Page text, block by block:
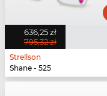
636,25 zł
795,32 zł
Strellson
Shane - 525